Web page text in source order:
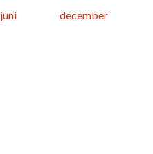
juni
december